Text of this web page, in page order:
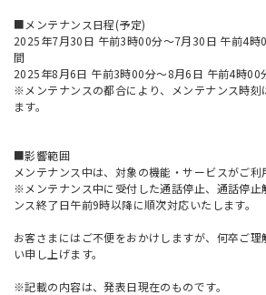
■メンテナンス日程(予定)
2025年7月30日 午前3時00分～7月30日 午前4時
間
2025年8月6日 午前3時00分～8月6日 午前4時00
※メンテナンスの都合により、メンテナンス時刻
ます。
■影響範囲
メンテナンス中は、対象の機能・サービスがご利
※メンテナンス中に受付した通話停止、通話停止
ンス終了日午前9時以降に順次対応いたします。
お客さまにはご不便をおかけしますが、何卒ご
い申し上げます。
※記載の内容は、発表日現在のものです。